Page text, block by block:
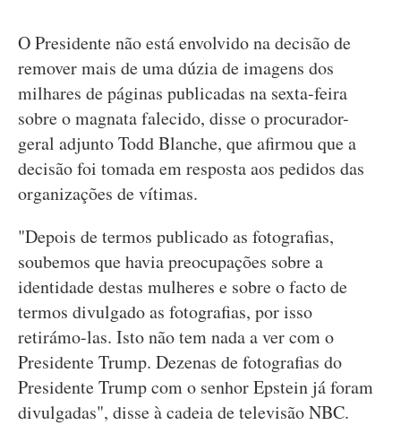
O Presidente não está envolvido na decisão de
remover mais de uma dúzia de imagens dos
milhares de páginas publicadas na sexta-feira
sobre o magnata falecido, disse o procurador-
geral adjunto Todd Blanche, que afirmou que a
decisão foi tomada em resposta aos pedidos das
organizações de vítimas.
"Depois de termos publicado as fotografias,
soubemos que havia preocupações sobre a
identidade destas mulheres e sobre o facto de
termos divulgado as fotografias, por isso
retirámo-las. Isto não tem nada a ver com o
Presidente Trump. Dezenas de fotografias do
Presidente Trump com o senhor Epstein já foram
divulgadas", disse à cadeia de televisão NBC.